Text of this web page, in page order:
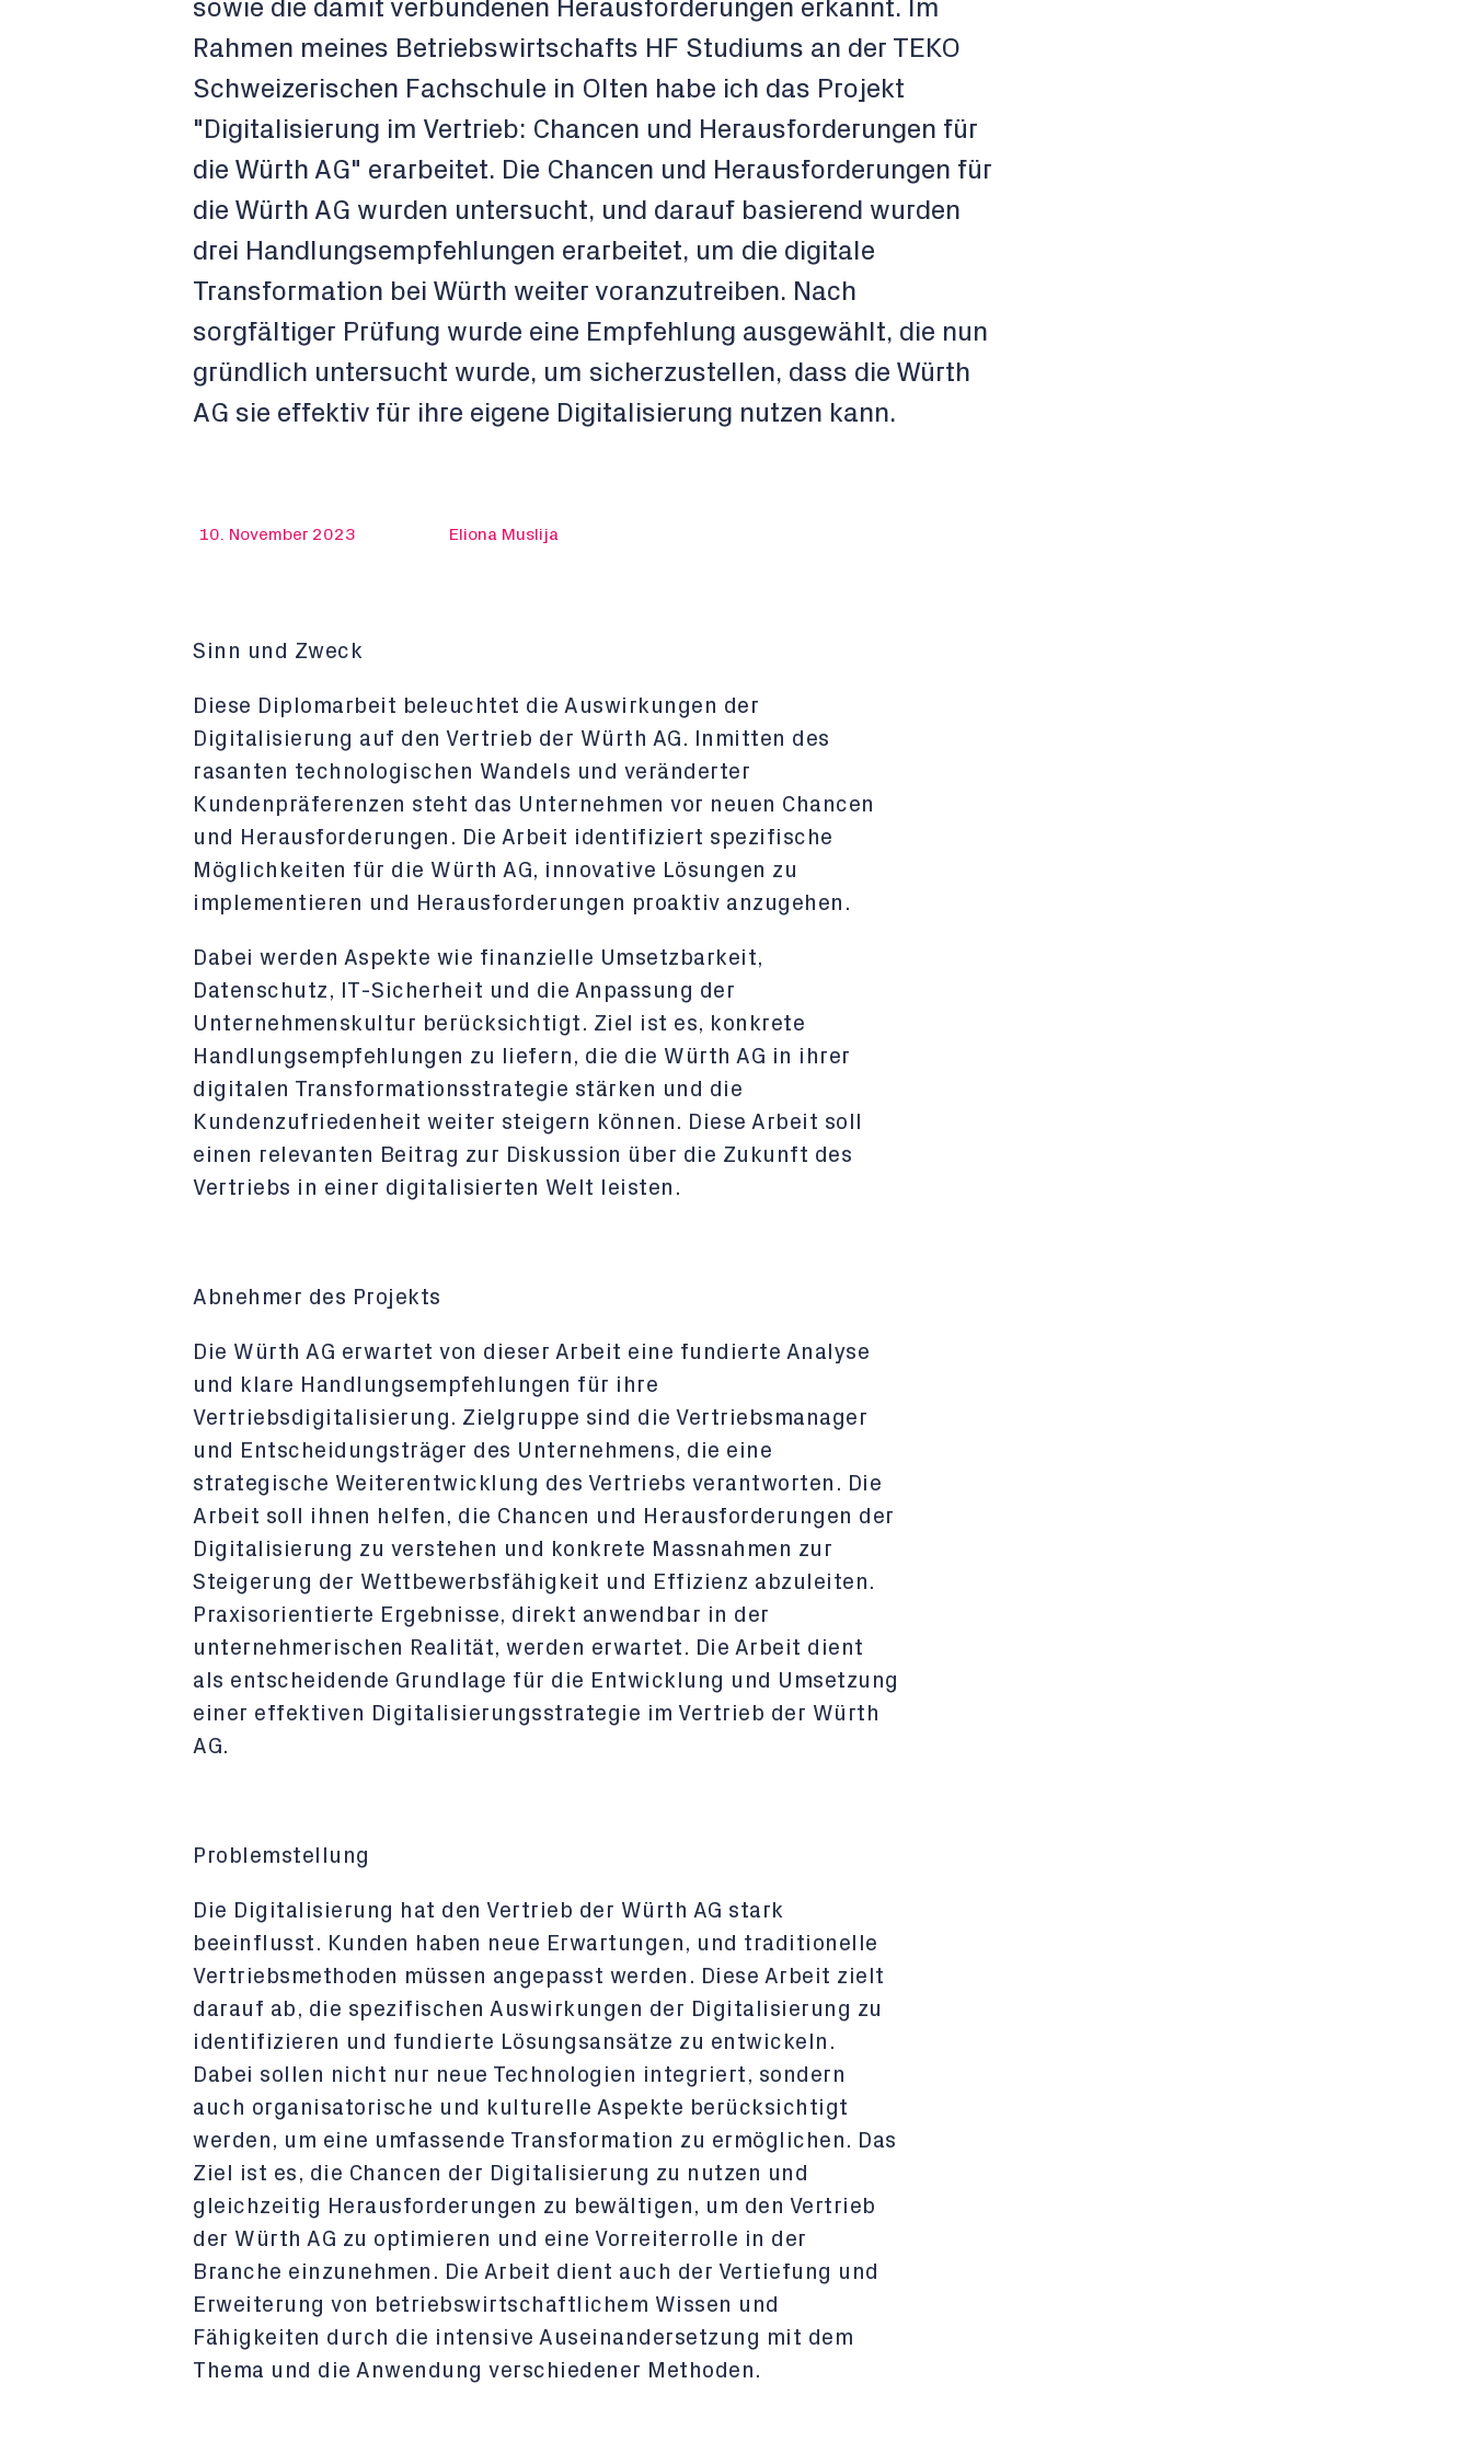
sowie die damit verbundenen Herausforderungen erkannt. Im
Rahmen meines Betriebswirtschafts HF Studiums an der TEKO
Schweizerischen Fachschule in Olten habe ich das Projekt
"Digitalisierung im Vertrieb: Chancen und Herausforderungen für
die Würth AG" erarbeitet. Die Chancen und Herausforderungen für
die Würth AG wurden untersucht, und darauf basierend wurden
drei Handlungsempfehlungen erarbeitet, um die digitale
Transformation bei Würth weiter voranzutreiben. Nach
sorgfältiger Prüfung wurde eine Empfehlung ausgewählt, die nun
gründlich untersucht wurde, um sicherzustellen, dass die Würth
AG sie effektiv für ihre eigene Digitalisierung nutzen kann.
10. November 2023 Eliona Muslija
Sinn und Zweck
Diese Diplomarbeit beleuchtet die Auswirkungen der
Digitalisierung auf den Vertrieb der Würth AG. Inmitten des
rasanten technologischen Wandels und veränderter
Kundenpräferenzen steht das Unternehmen vor neuen Chancen
und Herausforderungen. Die Arbeit identifiziert spezifische
Möglichkeiten für die Würth AG, innovative Lösungen zu
implementieren und Herausforderungen proaktiv anzugehen.
Dabei werden Aspekte wie finanzielle Umsetzbarkeit,
Datenschutz, IT-Sicherheit und die Anpassung der
Unternehmenskultur berücksichtigt. Ziel ist es, konkrete
Handlungsempfehlungen zu liefern, die die Würth AG in ihrer
digitalen Transformationsstrategie stärken und die
Kundenzufriedenheit weiter steigern können. Diese Arbeit soll
einen relevanten Beitrag zur Diskussion über die Zukunft des
Vertriebs in einer digitalisierten Welt leisten.
Abnehmer des Projekts
Die Würth AG erwartet von dieser Arbeit eine fundierte Analyse
und klare Handlungsempfehlungen für ihre
Vertriebsdigitalisierung. Zielgruppe sind die Vertriebsmanager
und Entscheidungsträger des Unternehmens, die eine
strategische Weiterentwicklung des Vertriebs verantworten. Die
Arbeit soll ihnen helfen, die Chancen und Herausforderungen der
Digitalisierung zu verstehen und konkrete Massnahmen zur
Steigerung der Wettbewerbsfähigkeit und Effizienz abzuleiten.
Praxisorientierte Ergebnisse, direkt anwendbar in der
unternehmerischen Realität, werden erwartet. Die Arbeit dient
als entscheidende Grundlage für die Entwicklung und Umsetzung
einer effektiven Digitalisierungsstrategie im Vertrieb der Würth
AG.
Problemstellung
Die Digitalisierung hat den Vertrieb der Würth AG stark
beeinflusst. Kunden haben neue Erwartungen, und traditionelle
Vertriebsmethoden müssen angepasst werden. Diese Arbeit zielt
darauf ab, die spezifischen Auswirkungen der Digitalisierung zu
identifizieren und fundierte Lösungsansätze zu entwickeln.
Dabei sollen nicht nur neue Technologien integriert, sondern
auch organisatorische und kulturelle Aspekte berücksichtigt
werden, um eine umfassende Transformation zu ermöglichen. Das
Ziel ist es, die Chancen der Digitalisierung zu nutzen und
gleichzeitig Herausforderungen zu bewältigen, um den Vertrieb
der Würth AG zu optimieren und eine Vorreiterrolle in der
Branche einzunehmen. Die Arbeit dient auch der Vertiefung und
Erweiterung von betriebswirtschaftlichem Wissen und
Fähigkeiten durch die intensive Auseinandersetzung mit dem
Thema und die Anwendung verschiedener Methoden.